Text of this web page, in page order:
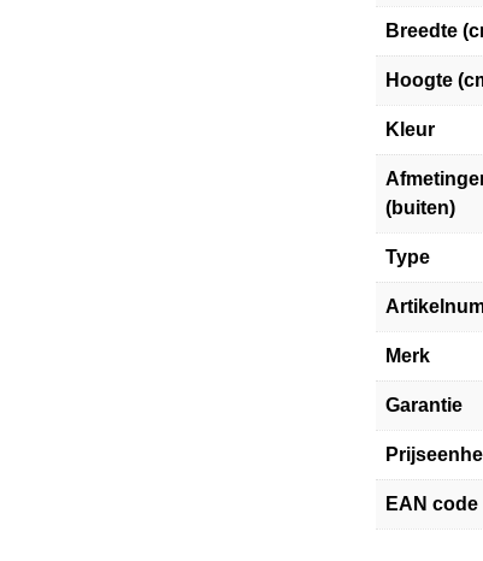
Breedte
Hoogte
Kleur
(buiten)
Type
Merk
Garantie
EAN code